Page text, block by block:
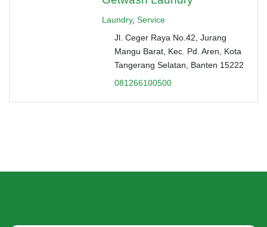
Laundry, Service
Jl. Ceger Raya No.42, Jurang
Mangu Barat, Kec. Pd. Aren, Kota
Tangerang Selatan, Banten 15222
081266100500